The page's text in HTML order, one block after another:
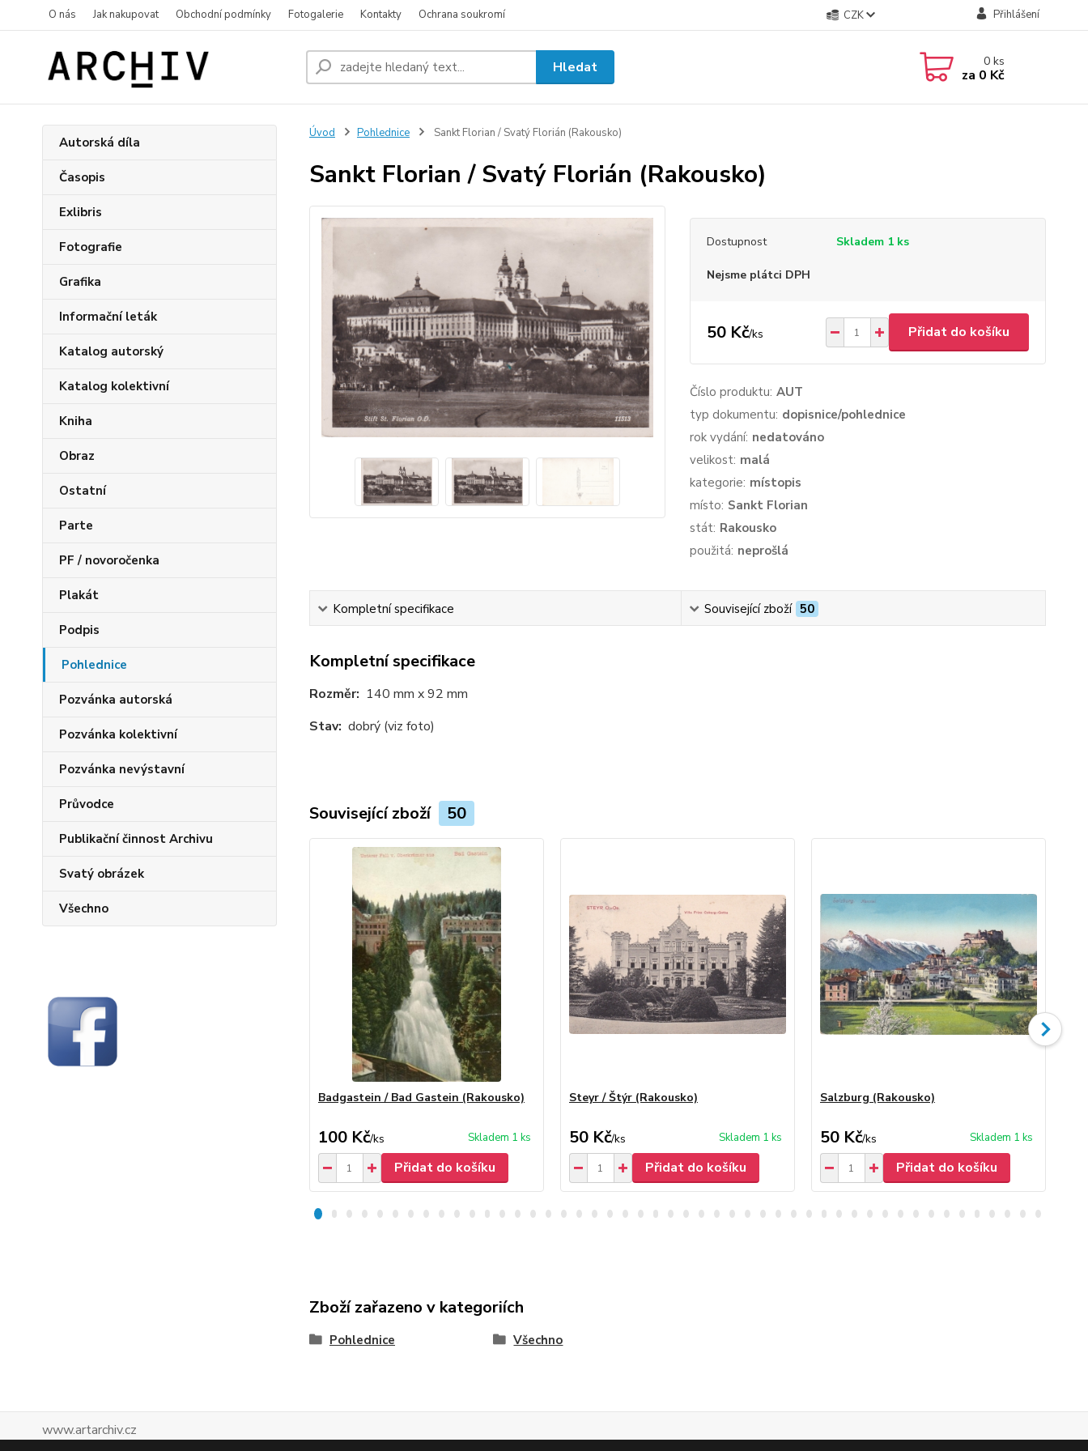
O nás Jak nakupovat Obchodní podmínky Fotogalerie Kontakty Ochrana soukromí CZK Přihlášení
Hledat 0ks
za 0 Kč
Autorská díla
Časopis
Exlibris
Fotografie
Grafika
Informační leták
Katalog autorský
Katalog kolektivní
Kniha
Obraz
Ostatní
Parte
PF / novoročenka
Plakát
Podpis
Pohlednice
Pozvánka autorská
Pozvánka kolektivní
Pozvánka nevýstavní
Průvodce
Publikační činnost Archivu
Svatý obrázek
Všechno
Úvod Pohlednice Sankt Florian / Svatý Florián (Rakousko)
Sankt Florian / Svatý Florián (Rakousko)
Dostupnost Skladem 1 ks
Nejsme plátci DPH
50 Kč/ks Přidat do košíku
Číslo produktu: AUT
typ dokumentu: dopisnice/pohlednice
rok vydání: nedatováno
velikost: malá
kategorie: místopis
místo: Sankt Florian
stát: Rakousko
použitá: neprošlá
Kompletní specifikace Související zboží 50
Kompletní specifikace
Rozměr: 140 mm x 92 mm
Stav: dobrý (viz foto)
Související zboží 50
Badgastein / Bad Gastein (Rakousko)
100 Kč/ks Skladem 1 ks
Přidat do košíku
Steyr / Štýr (Rakousko)
50 Kč/ks Skladem 1 ks
Přidat do košíku
Salzburg (Rakousko)
50 Kč/ks Skladem 1 ks
Přidat do košíku
Zboží zařazeno v kategoriích
Pohlednice Všechno
www.artarchiv.cz